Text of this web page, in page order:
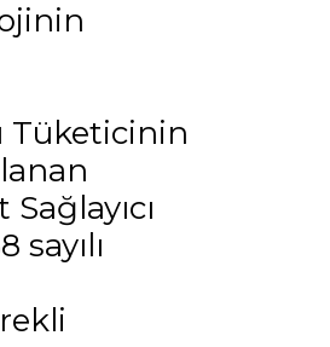
Tüketicinin
sayılı